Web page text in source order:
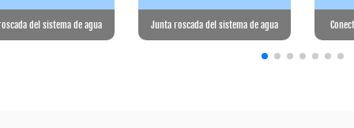
del sistema de agua Junta roscada del sistema de agua